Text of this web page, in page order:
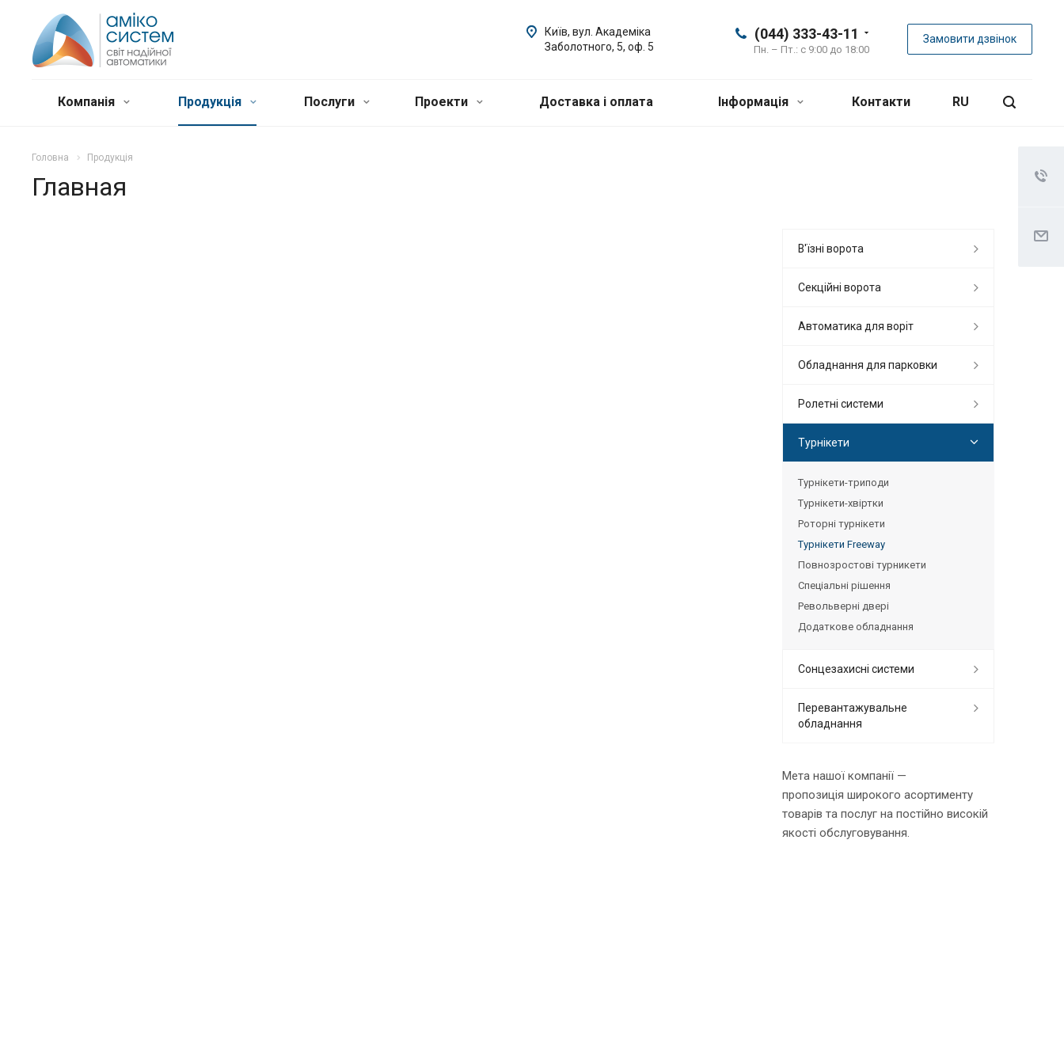
(044) 333-43-11
Пн. – Пт.: с 9:00 до 18:00
Замовити дзвінок
Київ, вул. Академіка
Заболотного, 5, оф. 5
Компанія Продукція Послуги Проекти Доставка і оплата Інформація Контакти RU
Головна Продукція
Главная
В'їзні ворота
Секційні ворота
Автоматика для воріт
Обладнання для парковки
Ролетні системи
Турнікети
Турнікети-триподи
Турнікети-хвіртки
Роторні турнікети
Турнікети Freeway
Повнозростові турникети
Спеціальні рішення
Револьверні двері
Додаткове обладнання
Сонцезахисні системи
Перевантажувальне
обладнання
Мета нашої компанії —
пропозиція широкого асортименту
товарів та послуг на постійно високій
якості обслуговування.